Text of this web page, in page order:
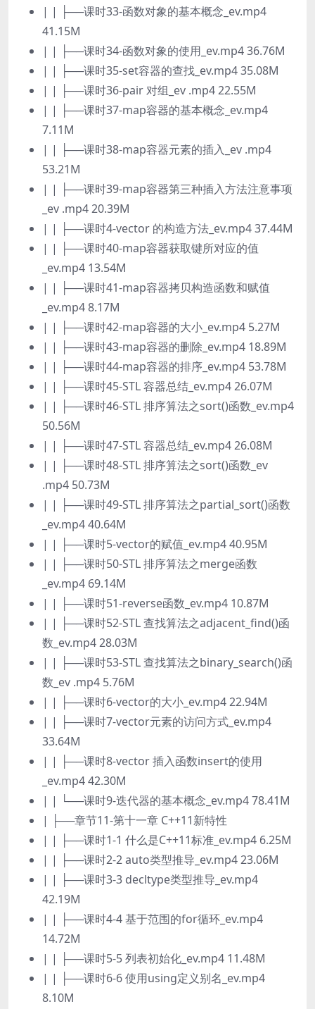
| | ├──课时33-函数对象的基本概念_ev.mp4
41.15M
| | ├──课时34-函数对象的使用_ev.mp4 36.76M
| | ├──课时35-set容器的查找_ev.mp4 35.08M
| | ├──课时36-pair 对组_ev .mp4 22.55M
| | ├──课时37-map容器的基本概念_ev.mp4
7.11M
| | ├──课时38-map容器元素的插入_ev .mp4
53.21M
| | ├──课时39-map容器第三种插入方法注意事项
_ev .mp4 20.39M
| | ├──课时4-vector 的构造方法_ev.mp4 37.44M
| | ├──课时40-map容器获取键所对应的值
_ev.mp4 13.54M
| | ├──课时41-map容器拷贝构造函数和赋值
_ev.mp4 8.17M
| | ├──课时42-map容器的大小_ev.mp4 5.27M
| | ├──课时43-map容器的删除_ev.mp4 18.89M
| | ├──课时44-map容器的排序_ev.mp4 53.78M
| | ├──课时45-STL 容器总结_ev.mp4 26.07M
| | ├──课时46-STL 排序算法之sort()函数_ev.mp4
50.56M
| | ├──课时47-STL 容器总结_ev.mp4 26.08M
| | ├──课时48-STL 排序算法之sort()函数_ev
.mp4 50.73M
| | ├──课时49-STL 排序算法之partial_sort()函数
_ev.mp4 40.64M
| | ├──课时5-vector的赋值_ev.mp4 40.95M
| | ├──课时50-STL 排序算法之merge函数
_ev.mp4 69.14M
| | ├──课时51-reverse函数_ev.mp4 10.87M
| | ├──课时52-STL 查找算法之adjacent_find()函
数_ev.mp4 28.03M
| | ├──课时53-STL 查找算法之binary_search()函
数_ev .mp4 5.76M
| | ├──课时6-vector的大小_ev.mp4 22.94M
| | ├──课时7-vector元素的访问方式_ev.mp4
33.64M
| | ├──课时8-vector 插入函数insert的使用
_ev.mp4 42.30M
| | └──课时9-迭代器的基本概念_ev.mp4 78.41M
| ├──章节11-第十一章 C++11新特性
| | ├──课时1-1 什么是C++11标准_ev.mp4 6.25M
| | ├──课时2-2 auto类型推导_ev.mp4 23.06M
| | ├──课时3-3 decltype类型推导_ev.mp4
42.19M
| | ├──课时4-4 基于范围的for循环_ev.mp4
14.72M
| | ├──课时5-5 列表初始化_ev.mp4 11.48M
| | ├──课时6-6 使用using定义别名_ev.mp4
8.10M